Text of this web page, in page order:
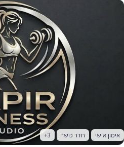
אימון אישי חדר כושר +3